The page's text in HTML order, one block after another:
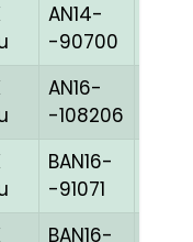
AN14-
-90700
AN16-
-108206
BAN16-
-91071
BAN16-